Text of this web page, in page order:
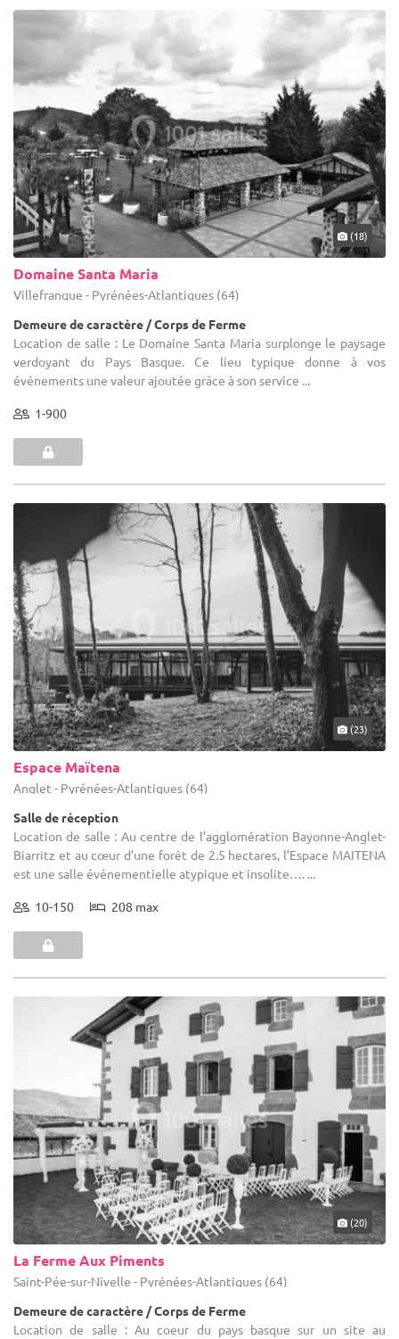
(18)
Domaine Santa Maria
Villefranque - Pyrénées-Atlantiques (64)
Demeure de caractère / Corps de Ferme
Location de salle : Le Domaine Santa Maria surplonge le paysage
verdoyant du Pays Basque. Ce lieu typique donne à vos
événements une valeur ajoutée grâce à son service ...
1-900
(23)
Espace Maïtena
Anglet - Pyrénées-Atlantiques (64)
Salle de réception
Location de salle : Au centre de l’agglomération Bayonne-Anglet-
Biarritz et au cœur d’une forêt de 2.5 hectares, l’Espace MAITENA
est une salle événementielle atypique et insolite…. ...
10-150 208 max
(20)
La Ferme Aux Piments
Saint-Pée-sur-Nivelle - Pyrénées-Atlantiques (64)
Demeure de caractère / Corps de Ferme
Location de salle : Au coeur du pays basque sur un site au